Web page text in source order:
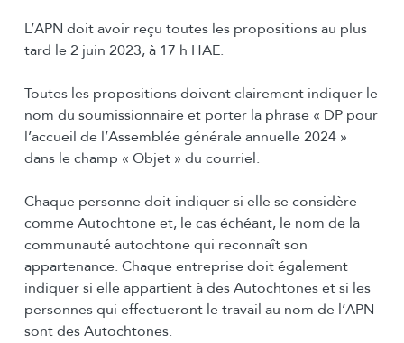
L’APN doit avoir reçu toutes les propositions au plus
tard le 2 juin 2023, à 17 h HAE.
Toutes les propositions doivent clairement indiquer le
nom du soumissionnaire et porter la phrase « DP pour
l’accueil de l’Assemblée générale annuelle 2024 »
dans le champ « Objet » du courriel.
Chaque personne doit indiquer si elle se considère
comme Autochtone et, le cas échéant, le nom de la
communauté autochtone qui reconnaît son
appartenance. Chaque entreprise doit également
indiquer si elle appartient à des Autochtones et si les
personnes qui effectueront le travail au nom de l’APN
sont des Autochtones.